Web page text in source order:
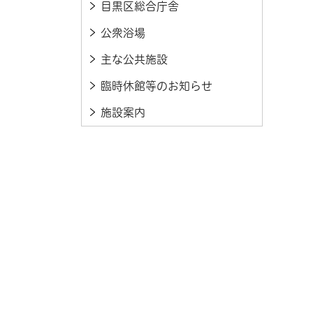
目黒区総合庁舎
公衆浴場
主な公共施設
臨時休館等のお知らせ
施設案内